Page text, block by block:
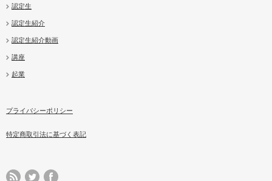
認定生
認定生紹介
認定生紹介動画
講座
起業
プライバシーポリシー
特定商取引法に基づく表記